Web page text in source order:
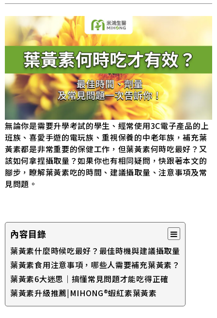
無論你是需要升學考試的學生、經常使用3C電子產品的上
班族、喜愛手遊的電玩族、重視保養的中老年族，補充葉
黃素都是非常重要的保健工作，但葉黃素何時吃最好？又
該如何拿捏攝取量？如果你也有相同疑問，快跟著本文的
腳步，瞭解葉黃素吃的時間、建議攝取量、注意事項及常
見問題。
內容目錄
葉黃素什麼時候吃最好？最佳時機與建議攝取量
葉黃素食用注意事項，哪些人需要補充葉黃素？
葉黃素6大迷思｜搞懂常見問題才能吃得正確
葉黃素升級推薦|MIHONG®蝦紅素葉黃素